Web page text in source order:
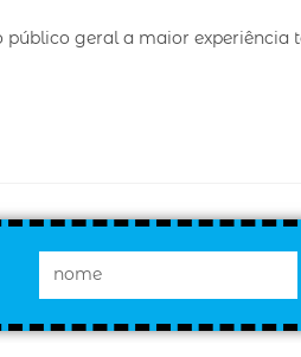
geral a maior